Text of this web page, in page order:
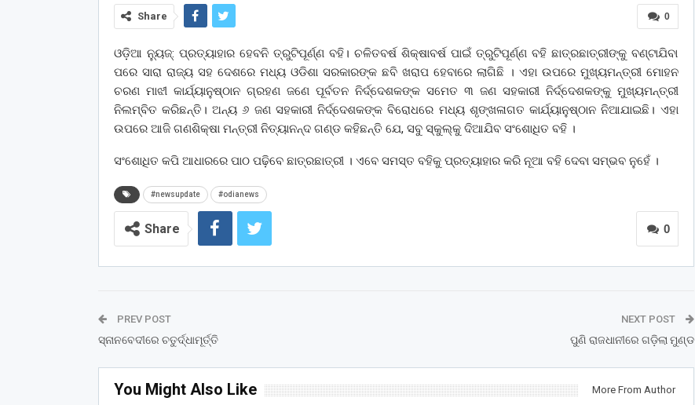
0
Share
ଓଡ଼ିଆ ନ୍ୟୁଜ୍: ପ୍ରତ୍ୟାହାର ହେବନି ତ୍ରୁଟିପୂର୍ଣ୍ଣ ବହି। ଚଳିତବର୍ଷ ଶିକ୍ଷାବର୍ଷ ପାଇଁ ତ୍ରୁଟିପୂର୍ଣ୍ଣ ବହି ଛାତ୍ରଛାତ୍ରୀଙ୍କୁ ବଣ୍ଟାଯିବା
ପରେ ସାରା ରାଜ୍ୟ ସହ ଦେଶରେ ମଧ୍ୟ ଓଡିଶା ସରକାରଙ୍କ ଛବି ଖରାପ ହେବାରେ ଲାଗିଛି । ଏହା ଉପରେ ମୁଖ୍ୟମନ୍ତ୍ରୀ ମୋହନ
ଚରଣ ମାଝୀ କାର୍ଯ୍ୟାନୁଷ୍ଠାନ ଗ୍ରହଣ ଜଣେ ପୂର୍ବତନ ନିର୍ଦ୍ଦେଶକଙ୍କ ସମେତ ୩ ଜଣ ସହକାରୀ ନିର୍ଦ୍ଦେଶକଙ୍କୁ ମୁଖ୍ୟମନ୍ତ୍ରୀ
ନିଲମ୍ବିତ କରିଛନ୍ତି। ଅନ୍ୟ ୬ ଜଣ ସହକାରୀ ନିର୍ଦ୍ଦେଶକଙ୍କ ବିରୋଧରେ ମଧ୍ୟ ଶୃଙ୍ଖଳାଗତ କାର୍ଯ୍ୟାନୁଷ୍ଠାନ ନିଆଯାଇଛି। ଏହା
ଉପରେ ଆଜି ଗଣଶିକ୍ଷା ମନ୍ତ୍ରୀ ନିତ୍ୟାନନ୍ଦ ଗଣ୍ଡ କହିଛନ୍ତି ଯେ, ସବୁ ସ୍କୁଲ୍‌କୁ ଦିଆଯିବ ସଂଶୋଧିତ ବହି ।
ସଂଶୋଧିତ କପି ଆଧାରରେ ପାଠ ପଢ଼ିବେ ଛାତ୍ରଛାତ୍ରୀ । ଏବେ ସମସ୍ତ ବହିକୁ ପ୍ରତ୍ୟାହାର କରି ନୂଆ ବହି ଦେବା ସମ୍ଭବ ନୁହେଁ ।
#newsupdate #odianews
0
Share
PREV POST
ସ୍ନାନବେଦୀରେ ଚତୁର୍ଦ୍ଧାମୂର୍ତ୍ତି
NEXT POST
ପୁଣି ରାଜଧାନୀରେ ଗଡ଼ିଲା ମୁଣ୍ଡ
You Might Also Like More From Author